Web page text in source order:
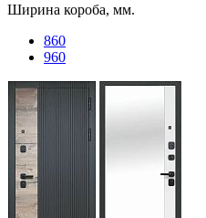
Ширина короба, мм.
860
960